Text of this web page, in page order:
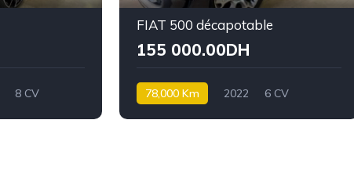
8 CV
FIAT 500 décapotable
155 000.00DH
78,000 Km 2022
6 CV